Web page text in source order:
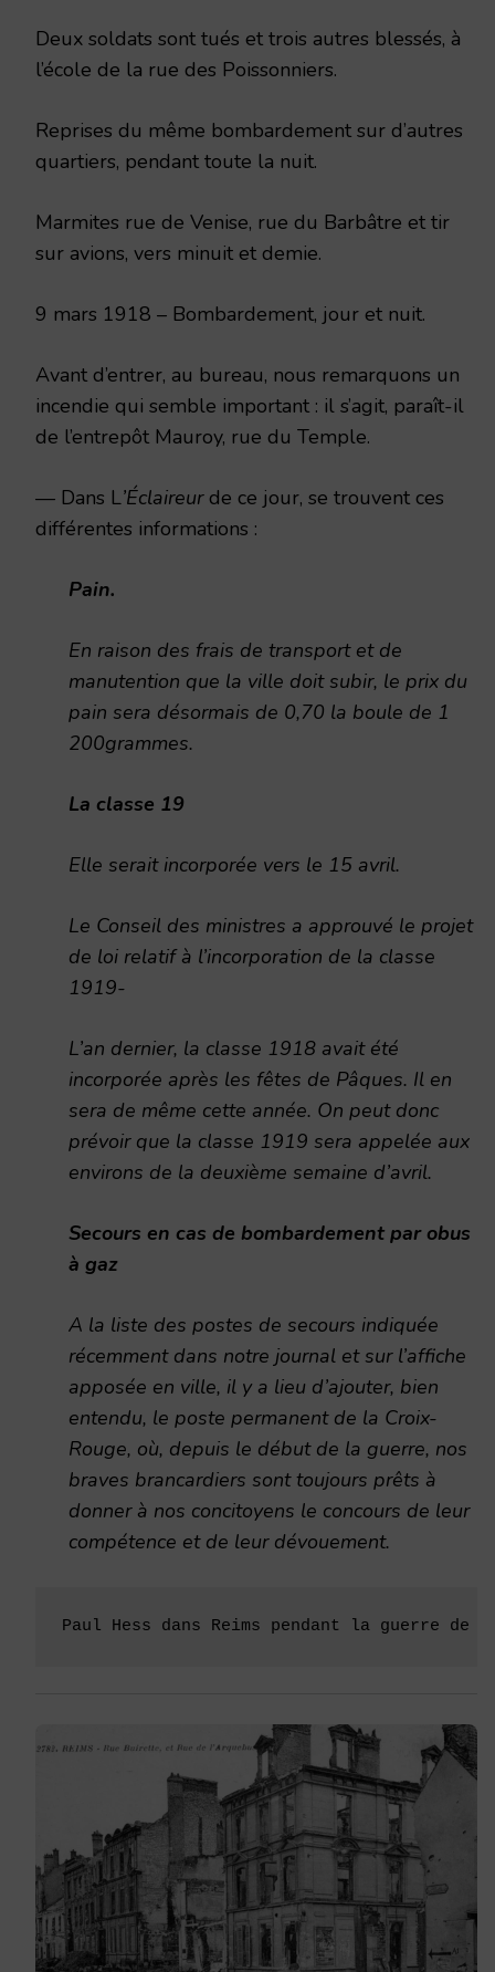
Deux soldats sont tués et trois autres blessés, à
l’école de la rue des Poissonniers.
Reprises du même bombardement sur d’autres
quartiers, pen­dant toute la nuit.
Marmites rue de Venise, rue du Barbâtre et tir
sur avions, vers minuit et demie.
9 mars 1918 – Bombardement, jour et nuit.
Avant d’entrer, au bureau, nous remarquons un
incendie qui semble important : il s’agit, paraît-il
de l’entrepôt Mauroy, rue du Temple.
— Dans L’Éclaireurde ce jour, se trouvent ces
différentes informations :
Pain.
En raison des frais de transport et de
manutention que la ville doit subir, le prix du
pain sera désormais de 0,70 la boule de 1
200grammes.
La classe 19
Elle serait incorporée vers le 15 avril.
Le Conseil des ministres a approuvé le projet
de loi relatif à l’incorporation de la classe
1919-
L’an dernier, la classe 1918 avait été
incorporée après les fêtes de Pâques. Il en
sera de même cette année. On peut donc
prévoir que la classe 1919 sera appelée aux
environs de la deuxième semaine d’avril.
Secours en cas de bombardement par obus
à gaz
A la liste des postes de secours indiquée
récemment dans notre journal et sur l’affiche
apposée en ville, il y a lieu d’ajouter, bien
entendu, le poste permanent de la Croix-
Rouge, où, depuis le début de la guerre, nos
braves brancardiers sont toujours prêts à
donner à nos concitoyens le concours de leur
compétence et de leur dévouement.
Paul Hess dans Reims pendant la guerre de